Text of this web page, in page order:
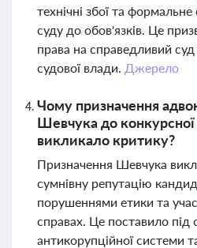
технічні збої та
суду до обов'язків. Це
права на справедливий суд
судової влади. Джерело
Чому призначення
Шевчука до конкурсної
викликало критику?
Призначення Шевчука
сумнівну репутацію
порушеннями етики та
справах. Це поставило під
антикорупційної системи